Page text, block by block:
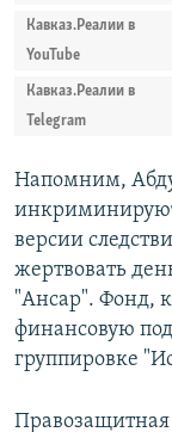
Кавказ.Реалии в
YouTube
Кавказ.Реалии в
Telegram
Напомним,
версии
жертвовать
"Ансар". Фонд,
финансовую
группировке